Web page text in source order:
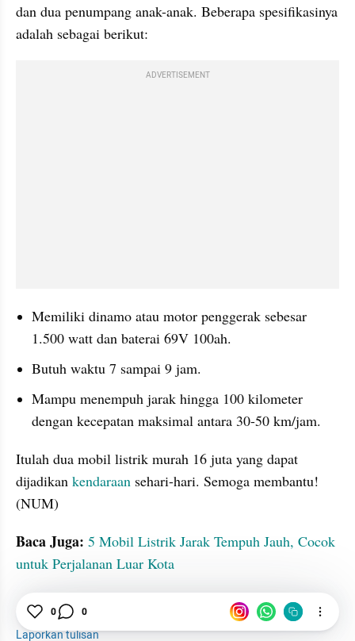
dan dua penumpang anak-anak. Beberapa spesifikasinya
adalah sebagai berikut:
ADVERTISEMENT
Memiliki dinamo atau motor penggerak sebesar
1.500 watt dan baterai 69V 100ah.
Butuh waktu 7 sampai 9 jam.
Mampu menempuh jarak hingga 100 kilometer
dengan kecepatan maksimal antara 30-50 km/jam.
Itulah dua mobil listrik murah 16 juta yang dapat
dijadikan kendaraan sehari-hari. Semoga membantu!
(NUM)
Baca Juga: 5 Mobil Listrik Jarak Tempuh Jauh, Cocok
untuk Perjalanan Luar Kota
Mobil Listrik
Branding
Laporkan tulisan
0 0